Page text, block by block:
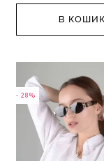
В КОШИК
- 28%